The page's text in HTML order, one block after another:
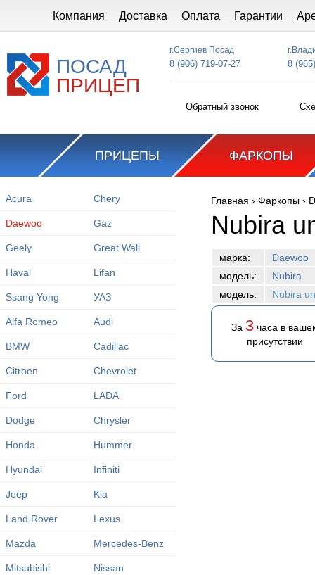
Компания Доставка Оплата Гарантии
ПОСАД
ПРИЦЕП
г.Сергиев Посад
8 (906) 719-07-27 8
Обратный звонок
ПРИЦЕПЫ ФАРКОПЫ
Acura Chery
Daewoo Gaz
Geely Great Wall
Haval Lifan
Ssang Yong УАЗ
Alfa Romeo Audi
BMW Cadillac
Citroen Chevrolet
Ford LADA
Dodge Chrysler
Honda Hummer
Hyundai Infiniti
Jeep Kia
Land Rover Lexus
Mazda Mercedes-Benz
Mitsubishi Nissan
Вы здесь
Главная › Фаркопы ›
Nubira
марка:
Daewoo
модель:
Nubira
модель:
Nubira
За 3часа в
присутствии